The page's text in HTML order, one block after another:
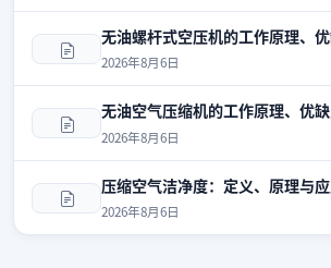
无油螺杆式空压机的工作原理、
2026年8月6日
无油空气压缩机的工作原理、优
2026年8月6日
压缩空气洁净度：定义、原理与
2026年8月6日